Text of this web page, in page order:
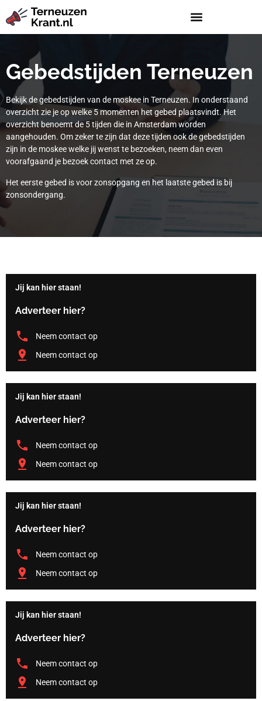
Gebedstijden Terneuzen
Bekijk de gebedstijden van de moskee in Terneuzen. In onderstaand
overzicht zie je op welke 5 momenten het gebed plaatsvindt. Het
overzicht benoemt de 5 tijden die in Amsterdam worden
aangehouden. Om zeker te zijn dat deze tijden ook de gebedstijden
zijn in de moskee welke jij wenst te bezoeken, neem dan even
voorafgaand je bezoek contact met ze op.
Het eerste gebed is voor zonsopgang en het laatste gebed is bij
zonsondergang.
Jij kan hier staan!
Adverteer hier?
Neem contact op
Neem contact op
Jij kan hier staan!
Adverteer hier?
Neem contact op
Neem contact op
Jij kan hier staan!
Adverteer hier?
Neem contact op
Neem contact op
Jij kan hier staan!
Adverteer hier?
Neem contact op
Neem contact op